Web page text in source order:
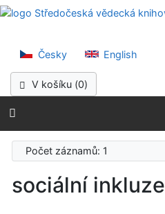
Přejít na obsah
Přejít na menu
Česky English
V košíku (0)
Počet záznamů: 1
sociální inkluze